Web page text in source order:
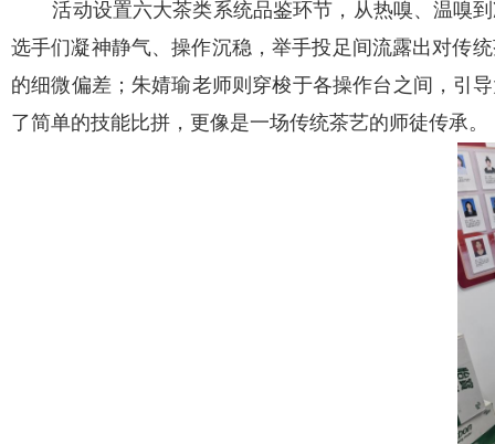
活动设置六大茶类系统品鉴环节，从热嗅、温嗅
选手们凝神静气、操作沉稳，举手投足间流露出对传
的细微偏差；朱婧瑜老师则穿梭于各操作台之间，引
了简单的技能比拼，更像是一场传统茶艺的师徒传承。